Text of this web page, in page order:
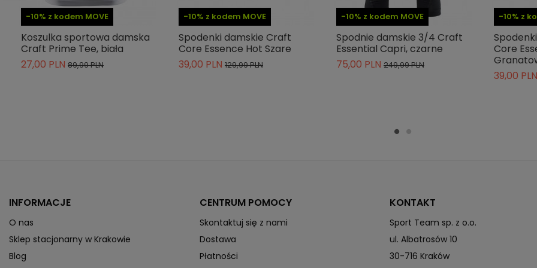
-10% z kodem MOVE
Koszulka sportowa damska
Craft Prime Tee, biała
27,00 PLN 89,99 PLN
-10% z kodem MOVE
Spodenki damskie Craft
Core Essence Hot Szare
39,00 PLN 129,99 PLN
-10% z kodem MOVE
Spodnie damskie 3/4 Craft
Essential Capri, czarne
75,00 PLN 249,99 PLN
-10% z
Core
39,00 PLN
INFORMACJE
O nas
Sklep stacjonarny w Krakowie
Blog
CENTRUM POMOCY
Skontaktuj się z nami
Dostawa
Płatności
KONTAKT
Sport Team sp. z o.o.
ul. Albatrosów 10
30-716 Kraków